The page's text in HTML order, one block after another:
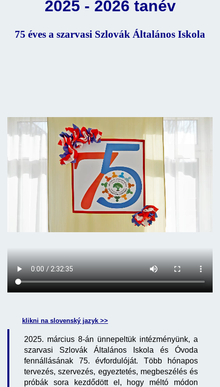
2025 - 2026 tanév
75 éves a szarvasi Szlovák Általános Iskola
klikni na slovenský jazyk >>
2025. március 8-án ünnepeltük intézményünk, a
szarvasi Szlovák Általános Iskola és Óvoda
fennállásának 75. évfordulóját. Több hónapos
tervezés, szervezés, egyeztetés, megbeszélés és
próbák sora kezdődött el, hogy méltó módon